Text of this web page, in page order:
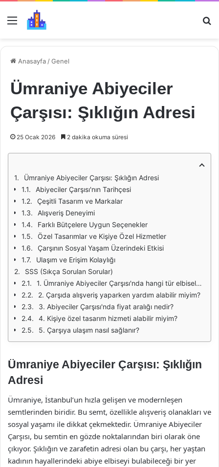
Menü
Anasayfa /Genel
Ümraniye Abiyeciler
Çarşısı: Şıklığın Adresi
25 Ocak 2026 2 dakika okuma süresi
Ümraniye Abiyeciler Çarşısı: Şıklığın Adresi
Abiyeciler Çarşısı'nın Tarihçesi
Çeşitli Tasarım ve Markalar
Alışveriş Deneyimi
Farklı Bütçelere Uygun Seçenekler
Özel Tasarımlar ve Kişiye Özel Hizmetler
Çarşının Sosyal Yaşam Üzerindeki Etkisi
Ulaşım ve Erişim Kolaylığı
SSS (Sıkça Sorulan Sorular)
1. Ümraniye Abiyeciler Çarşısı'nda hangi tür elbiseler bulunur?
2. Çarşıda alışveriş yaparken yardım alabilir miyim?
3. Abiyeciler Çarşısı'nda fiyat aralığı nedir?
4. Kişiye özel tasarım hizmeti alabilir miyim?
5. Çarşıya ulaşım nasıl sağlanır?
Ümraniye Abiyeciler Çarşısı: Şıklığın
Adresi
Ümraniye, İstanbul’un hızla gelişen ve modernleşen
semtlerinden biridir. Bu semt, özellikle alışveriş olanakları ve
sosyal yaşamı ile dikkat çekmektedir. Ümraniye Abiyeciler
Çarşısı, bu semtin en gözde noktalarından biri olarak öne
çıkıyor. Şıklığın ve zarafetin adresi olan bu çarşı, her yaştan
kadının hayallerindeki abiye elbiseyi bulabileceği bir yer